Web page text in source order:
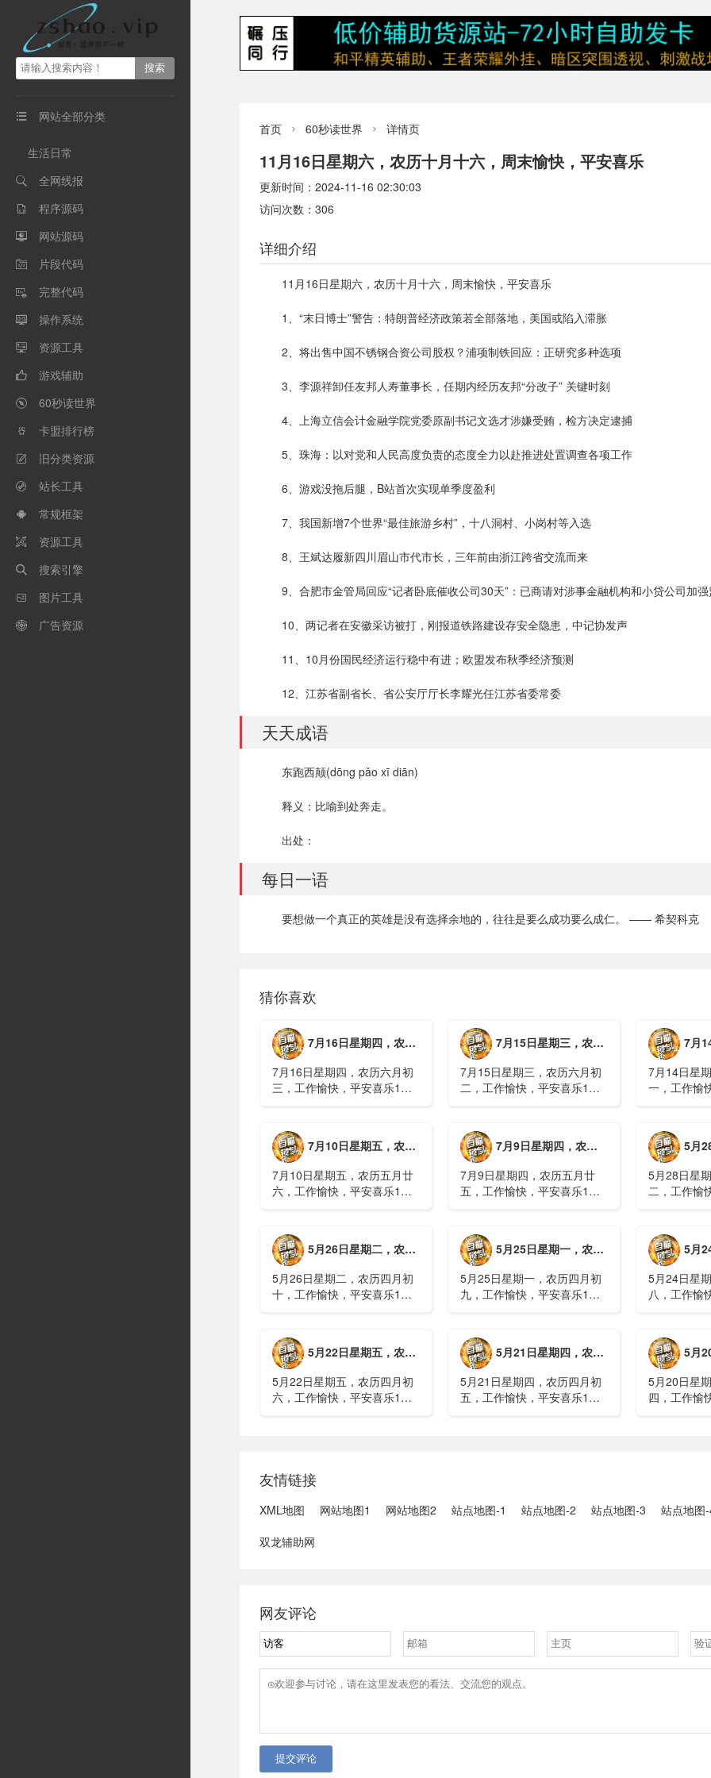
 网站全部分类
生活日常
 全网线报
 程序源码
 网站源码
 片段代码
 完整代码
 操作系统
 资源工具
 游戏辅助
 60秒读世界
 卡盟排行榜
 旧分类资源
 站长工具
 常规框架
 资源工具
 搜索引擎
 图片工具
 广告资源
首页  60秒读世界  详情页
11月16日星期六，农历十月十六，周末愉快，平安喜乐
更新时间：2024-11-16 02:30:03
访问次数：306
详细介绍
11月16日星期六，农历十月十六，周末愉快，平安喜乐
1、“末日博士”警告：特朗普经济政策若全部落地，美国或陷入滞胀
2、将出售中国不锈钢合资公司股权？浦项制铁回应：正研究多种选项
3、李源祥卸任友邦人寿董事长，任期内经历友邦“分改子” 关键时刻
4、上海立信会计金融学院党委原副书记文选才涉嫌受贿，检方决定逮捕
5、珠海：以对党和人民高度负责的态度全力以赴推进处置调查各项工作
6、游戏没拖后腿，B站首次实现单季度盈利
7、我国新增7个世界“最佳旅游乡村”，十八洞村、小岗村等入选
8、王斌达履新四川眉山市代市长，三年前由浙江跨省交流而来
9、合肥市金管局回应“记者卧底催收公司30天”：已商请对涉事金融机构和小贷公司加
10、两记者在安徽采访被打，刚报道铁路建设存安全隐患，中记协发声
11、10月份国民经济运行稳中有进；欧盟发布秋季经济预测
12、江苏省副省长、省公安厅厅长李耀光任江苏省委常委
天天成语
东跑西颠(dōng pǎo xī diān)
释义：比喻到处奔走。
出处：
每日一语
要想做一个真正的英雄是没有选择余地的，往往是要么成功要么成仁。 —— 希契科克
猜你喜欢
7月16日星期四，农历六月初三，工作愉快，平安喜乐
7月16日星期四，农历六月初
三，工作愉快，平安喜乐1、
伊战争或升级，特朗普召集会
议讨论大规模进攻3、深圳一
商住楼加装......
7月15日星期三，农历六月初二，工作愉快，平安喜乐
7月15日星期三，农历六月初
二，工作愉快，平安喜乐1、
案2、全球首款实体瘤CAR-T
细胞治疗走向临床，上海多家
医院开......
7月14日星期
7月14日星
一，工作愉
停业2、广
计发现登革
治愈出院
7月10日星期五，农历五月廿六，工作愉快，平安喜乐
7月10日星期五，农历五月廿
六，工作愉快，平安喜乐1、
山体滑坡：21名林场工人遇
难，年龄最长者近6旬3、近亿
元高标......
7月9日星期四，农历五月廿五，工作愉快，平安喜乐
7月9日星期四，农历五月廿
五，工作愉快，平安喜乐1、
家科技进步一等奖！同济大学
为纳米制造铸就“精准标尺”3、
四川宜宾高......
5月28日星期
5月28日星
二，工作愉
果(金)埃博
初期，主要
触3、......
5月26日星期二，农历四月初十，工作愉快，平安喜乐
5月26日星期二，农历四月初
十，工作愉快，平安喜乐1、
15年2、神舟二十三号载人飞
船与空间站组合体完成自主快
速交会对接......
5月25日星期一，农历四月初九，工作愉快，平安喜乐
5月25日星期一，农历四月初
九，工作愉快，平安喜乐1、
接2、山洪等地质灾害风险
大，重庆永川连续暴雨已致17
人失联，1人......
5月24日星期
5月24日星
八，工作愉
一煤矿爆炸
下38人正在
清赶赴山
5月22日星期五，农历四月初六，工作愉快，平安喜乐
5月22日星期五，农历四月初
六，工作愉快，平安喜乐1、
3、司法部：......
5月21日星期四，农历四月初五，工作愉快，平安喜乐
5月21日星期四，农历四月初
五，工作愉快，平安喜乐1、
5月20日星期
5月20日星
四，工作愉
友情链接
XML地图 网站地图1 网站地图2 站点地图-1 站点地图-2 站点地图-3
站点地图
双龙辅助网
网友评论
提交评论